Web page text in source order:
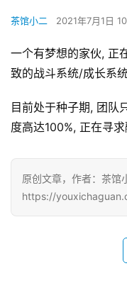
戏
业
界
手
游
戏
茶馆小二 2021年7月1日
一个有梦想的家伙, 正
致的战斗系统/成长系
目前处于种子期, 团队
度高达100%, 正在寻
原创文章，作者：茶馆
https://